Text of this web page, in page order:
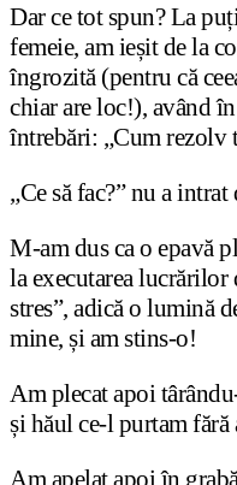
Dar ce tot spun? La
femeie, am ieșit de la
îngrozită (pentru că
chiar are loc!), având
întrebări: „Cum rezolv
„Ce să fac?” nu a
M-am dus ca o epavă
la executarea
stres”, adică o lumină
mine, și am stins-o!
Am plecat apoi
și hăul ce-l purtam fără
Am apelat apoi în